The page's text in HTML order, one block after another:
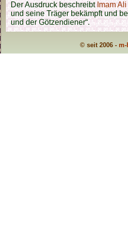
Der Ausdruck beschreibtImam Ali
und seine Träger bekämpft und
und der Götzendiener“.
© seit 2006 -